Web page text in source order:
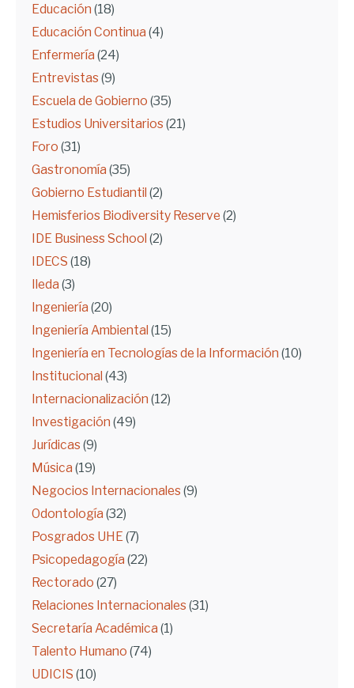
Educación (18)
Educación Continua (4)
Enfermería (24)
Entrevistas (9)
Escuela de Gobierno (35)
Estudios Universitarios (21)
Foro (31)
Gastronomía (35)
Gobierno Estudiantil (2)
Hemisferios Biodiversity Reserve (2)
IDE Business School (2)
IDECS (18)
Ileda (3)
Ingeniería (20)
Ingeniería Ambiental (15)
Ingeniería en Tecnologías de la Información (10)
Institucional (43)
Internacionalización (12)
Investigación (49)
Jurídicas (9)
Música (19)
Negocios Internacionales (9)
Odontología (32)
Posgrados UHE (7)
Psicopedagogía (22)
Rectorado (27)
Relaciones Internacionales (31)
Secretaría Académica (1)
Talento Humano (74)
UDICIS (10)